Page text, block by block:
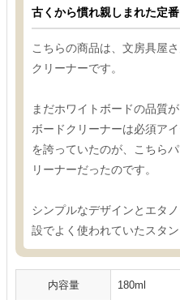
古くから慣れ親しまれた定
こちらの商品は、文房具屋
クリーナーです。
まだホワイトボードの品質
ボードクリーナーは必須ア
を誇っていたのが、こちら
リーナーだったのです。
シンプルなデザインとエタ
設でよく使われていたスタン
内容量 180ml